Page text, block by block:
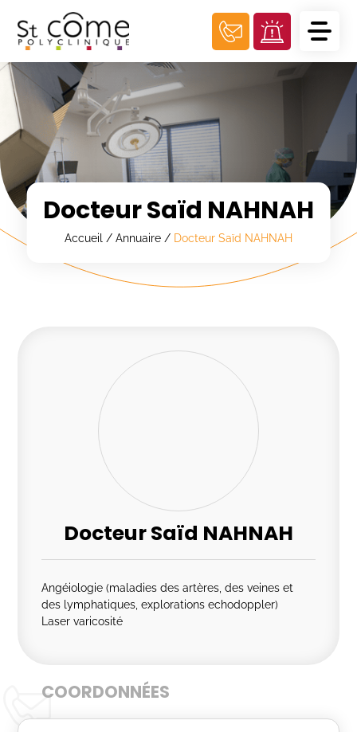
Docteur Saïd NAHNAH
Accueil / Annuaire/ Docteur Saïd NAHNAH
Docteur Saïd NAHNAH
Angéiologie (maladies des artères, des veines et
des lymphatiques, explorations echodoppler)
Laser varicosité
COORDONNÉES